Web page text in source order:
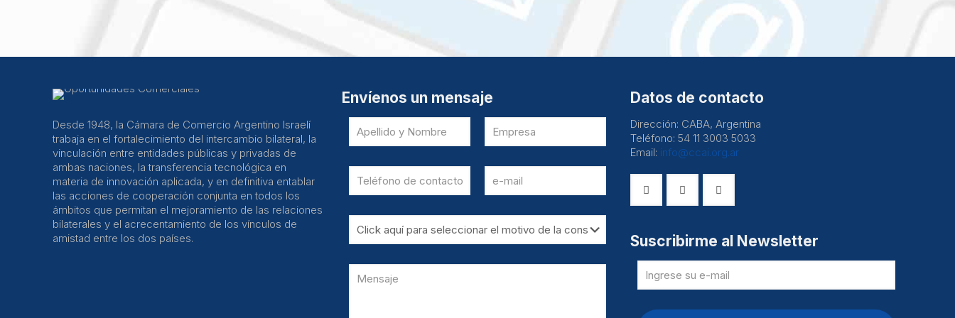
Desde 1948, la Cámara de Comercio Argentino Israelí
trabaja en el fortalecimiento del intercambio bilateral, la
vinculación entre entidades públicas y privadas de
ambas naciones, la transferencia tecnológica en
materia de innovación aplicada, y en definitiva entablar
las acciones de cooperación conjunta en todos los
ámbitos que permitan el mejoramiento de las relaciones
bilaterales y el acrecentamiento de los vínculos de
amistad entre los dos países.
Envíenos un mensaje Datos de contacto
Dirección: CABA, Argentina
Teléfono: 54 11 3003 5033
Email: info@ccai.org.ar
Suscribirme al Newsletter